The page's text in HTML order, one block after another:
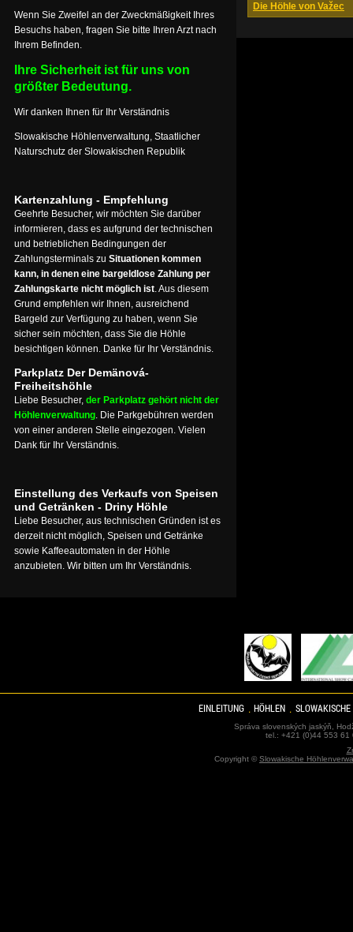
Die Höhle von Važec
Wenn Sie Zweifel an der Zweckmäßigkeit Ihres
Besuchs haben, fragen Sie bitte Ihren Arzt nach
Ihrem Befinden.
Ihre Sicherheit ist für uns von
größter Bedeutung.
Wir danken Ihnen für Ihr Verständnis
Slowakische Höhlenverwaltung, Staatlicher
Naturschutz der Slowakischen Republik
Kartenzahlung - Empfehlung
Geehrte Besucher, wir möchten Sie darüber
informieren, dass es aufgrund der technischen
und betrieblichen Bedingungen der
Zahlungsterminals zu Situationen kommen
kann, in denen eine bargeldlose Zahlung per
Zahlungskarte nicht möglich ist. Aus diesem
Grund empfehlen wir Ihnen, ausreichend
Bargeld zur Verfügung zu haben, wenn Sie
sicher sein möchten, dass Sie die Höhle
besichtigen können. Danke für Ihr Verständnis.
Parkplatz Der Demänová-
Freiheitshöhle
Liebe Besucher, der Parkplatz gehört nicht der
Höhlenverwaltung. Die Parkgebühren werden
von einer anderen Stelle eingezogen. Vielen
Dank für Ihr Verständnis.
Einstellung des Verkaufs von Speisen
und Getränken - Driny Höhle
Liebe Besucher, aus technischen Gründen ist es
derzeit nicht möglich, Speisen und Getränke
sowie Kaffeeautomaten in der Höhle
anzubieten. Wir bitten um Ihr Verständnis.
EINLEITUNG HÖHLEN
Správa slovenských jaskýň,
tel.: +421 (0)44 553
Copyright ©Slowakische